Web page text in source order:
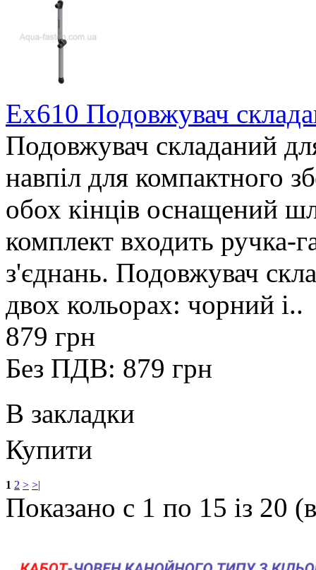
Ex610 Подовжувач
Подовжувач складаний
навпіл для компактного
обох кінців оснащений
комплект входить ручка-
з'єднань. Подовжувач
двох кольорах: чорний і..
879 грн
Без ПДВ: 879 грн
В закладки
Купити
1 2 > >|
Показано с 1 по 15 із 20